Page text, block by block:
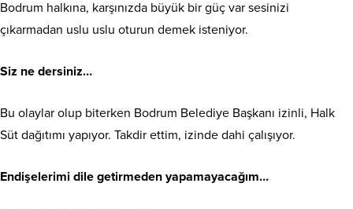
Bodrum halkına, karşınızda büyük bir güç var sesinizi
çıkarmadan uslu uslu oturun demek isteniyor.
Siz ne dersiniz…
Bu olaylar olup biterken Bodrum Belediye Başkanı izinli, Halk
Süt dağıtımı yapıyor. Takdir ettim, izinde dahi çalışıyor.
Endişelerimi dile getirmeden yapamayacağım…